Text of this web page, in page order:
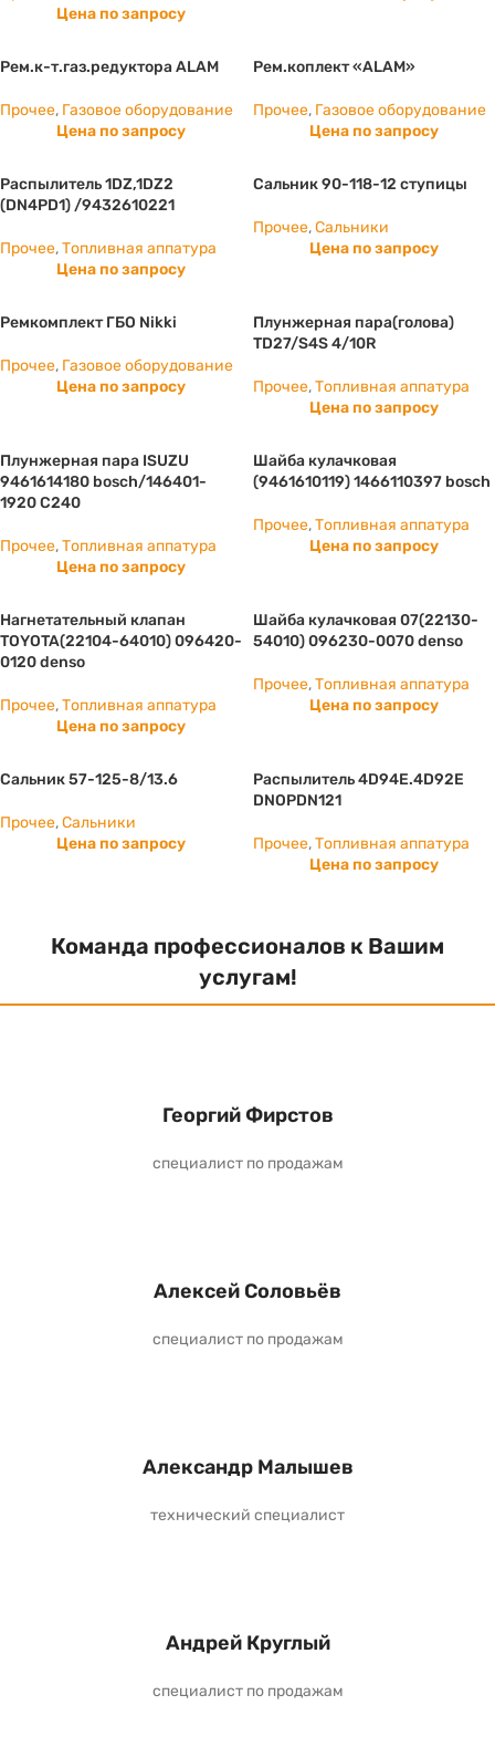
Цена по запросу
Рем.к-т.газ.редуктора ALAM
Прочее, Газовое оборудование
Цена по запросу
Рем.коплект «ALAM»
Прочее, Газовое оборудование
Цена по запросу
Распылитель 1DZ,1DZ2
(DN4PD1) /9432610221
Прочее,Топливная аппатура
Цена по запросу
Сальник 90-118-12 ступицы
Прочее,Сальники
Цена по запросу
Ремкомплект ГБО Nikki
Прочее, Газовое оборудование
Цена по запросу
Плунжерная пара(голова)
TD27/S4S 4/10R
Прочее,Топливная аппатура
Цена по запросу
Плунжерная пара ISUZU
9461614180 bosch/146401-
1920 С240
Прочее,Топливная аппатура
Цена по запросу
Шайба кулачковая
(9461610119) 1466110397 bosch
Прочее,Топливная аппатура
Цена по запросу
Нагнетательный клапан
TOYOTA(22104-64010) 096420-
0120 denso
Прочее,Топливная аппатура
Цена по запросу
Шайба кулачковая 07(22130-
54010) 096230-0070 denso
Прочее,Топливная аппатура
Цена по запросу
Сальник 57-125-8/13.6
Прочее,Сальники
Цена по запросу
Распылитель 4D94E.4D92E
DNOPDN121
Прочее,Топливная аппатура
Цена по запросу
Команда профессионалов к Вашим
услугам!
Георгий Фирстов
специалист по продажам
Алексей Соловьёв
специалист по продажам
Александр Малышев
технический специалист
Андрей Круглый
специалист по продажам